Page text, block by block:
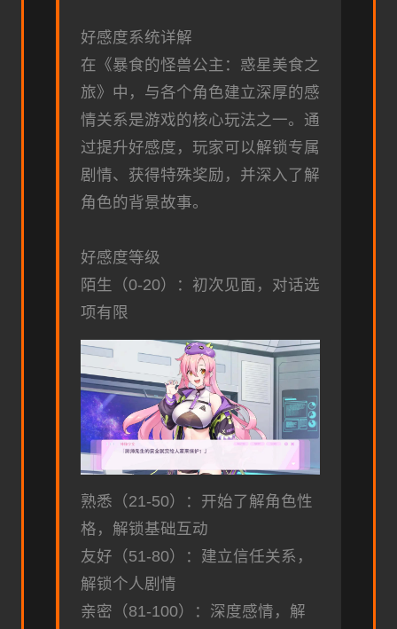
好感度系统详解
在《暴食的怪兽公主：惑星美食之
旅》中，与各个角色建立深厚的感
情关系是游戏的核心玩法之一。通
过提升好感度，玩家可以解锁专属
剧情、获得特殊奖励，并深入了解
角色的背景故事。
好感度等级
陌生（0-20）：初次见面，对话选
项有限
熟悉（21-50）：开始了解角色性
格，解锁基础互动
友好（51-80）：建立信任关系，
解锁个人剧情
亲密（81-100）：深度感情，解